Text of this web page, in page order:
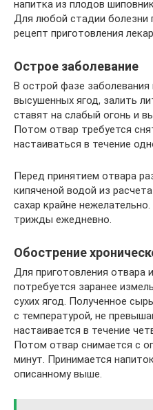
напитка из плодов
Для любой стадии болезни
рецепт приготовления
Острое заболевание
В острой фазе заболевания
высушенных ягод, залить
ставят на слабый огонь и
Потом отвар требуется
настаиваться в течение
Перед принятием отвара
кипяченой водой из
сахар крайне
трижды ежедневно.
Обострение
Для приготовления отвара
потребуется заранее
сухих ягод. Полученное
с температурой, не
настаивается в течение
Потом отвар снимается с
минут. Принимается
описанному выше.